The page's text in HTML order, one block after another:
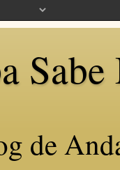
de